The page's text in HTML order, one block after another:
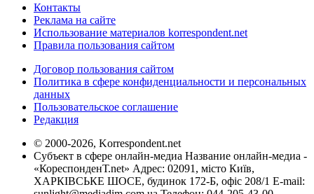
Контакты
Реклама на сайте
Использование материалов korrespondent.net
Правила пользования сайтом
Договор пользования сайтом
Политика в сфере конфиденциальности и персональных
данных
Пользовательское соглашение
Редакция
© 2000-2026, Korrespondent.net
Субъект в сфере онлайн-медиа Название онлайн-медиа -
«КореспонденТ.net» Адрес: 02091, місто Київ,
ХАРКІВСЬКЕ ШОСЕ, будинок 172-Б, офіс 208/1 E-mail: